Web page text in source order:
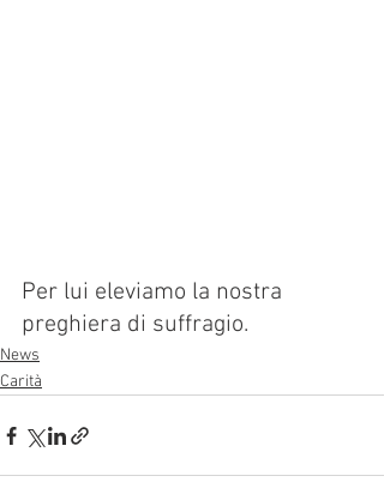
Per lui eleviamo la nostra
preghiera di suffragio.
News
Carità